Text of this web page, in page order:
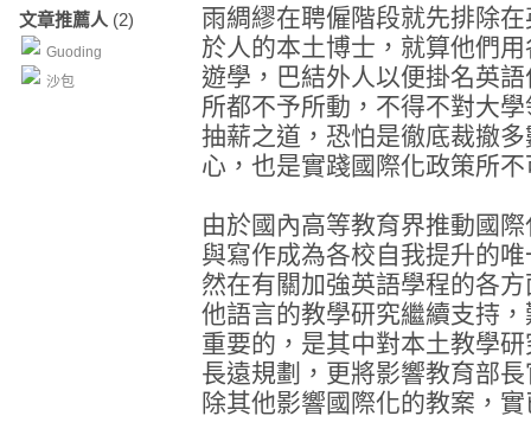
文章推薦人 (2)
Guoding
沙包
雨綢繆在聘僱階段就先排除
於人的本土博士，就算他們
遊學，巴結外人以便掛名英
所都不予所動，不得不對大
抽薪之道，恐怕是徹底裁撤
心，也是實踐國際化政策所
由於國內高等教育界推動國
與寫作成為各校自我提升的
然在有關加強英語學程的各
他語言的教學研究繼續支持
重要的，是其中對本土教學
長遠規劃，更將影響教育部
除其他影響國際化的教案，